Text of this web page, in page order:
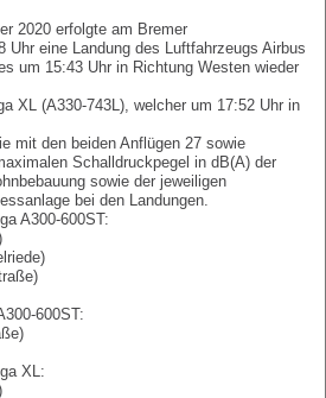
2020 erfolgte am Bremer
Uhr eine Landung des Luftfahrzeugs Airbus
um 15:43 Uhr in Richtung Westen wieder
XL (A330-743L), welcher um 17:52 Uhr in
mit den beiden Anflügen 27 sowie
Schalldruckpegel in dB(A) der
sowie der jeweiligen
bei den Landungen.
A300-600ST:
600ST:
XL: